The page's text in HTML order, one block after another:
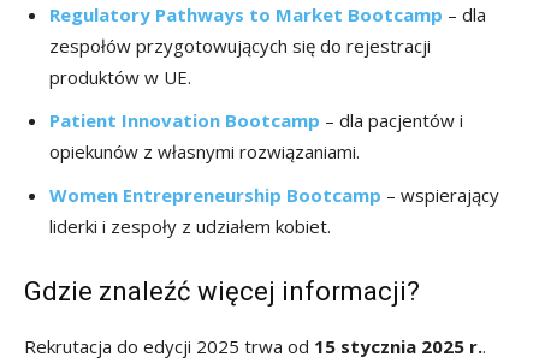
Regulatory Pathways to Market Bootcamp – dla
zespołów przygotowujących się do rejestracji
produktów w UE.
Patient Innovation Bootcamp – dla pacjentów i
opiekunów z własnymi rozwiązaniami.
Women Entrepreneurship Bootcamp – wspierający
liderki i zespoły z udziałem kobiet.
Gdzie znaleźć więcej informacji?
Rekrutacja do edycji 2025 trwa od 15 stycznia 2025 r..